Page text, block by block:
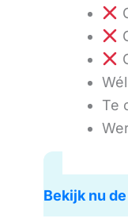
Te
Bekijk nu